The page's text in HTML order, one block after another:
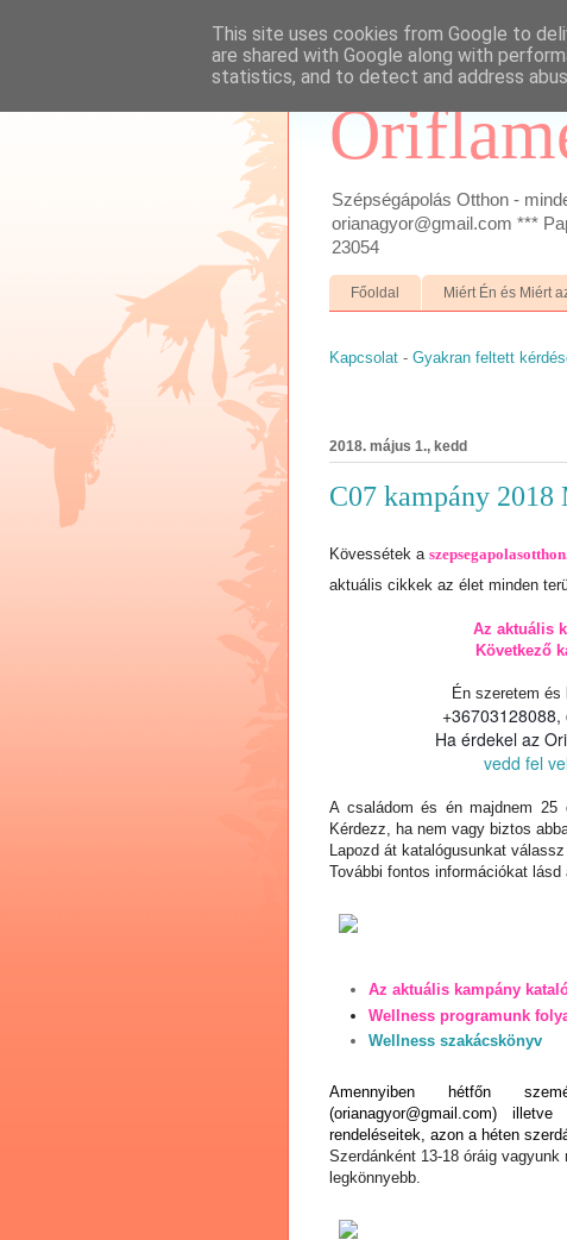
Szépségápolás Otthon -
orianagyor@gmail.com ***
23054
Főoldal Miért Én és Miért
Kapcsolat - Gyakran feltett
2018. május 1., kedd
C07 kampány 2018
Kövessétek a
aktuális cikkek az élet minden
Az aktuális
Következő
Én szeretem
Ha érdekel az
vedd fel
A családom és én majdnem 25
Kérdezz, ha nem vagy biztos
Lapozd át katalógusunkat
További fontos információkat lásd
Az aktuális kampány
Wellness programunk
Wellness szakácskönyv
Amennyiben hétfőn
(orianagyor@gmail.com) illetve
rendeléseitek, azon a héten
Szerdánként 13-18 óráig
legkönnyebb.
This site uses cookies from Google to
are shared with Google along with
statistics, and to detect and address